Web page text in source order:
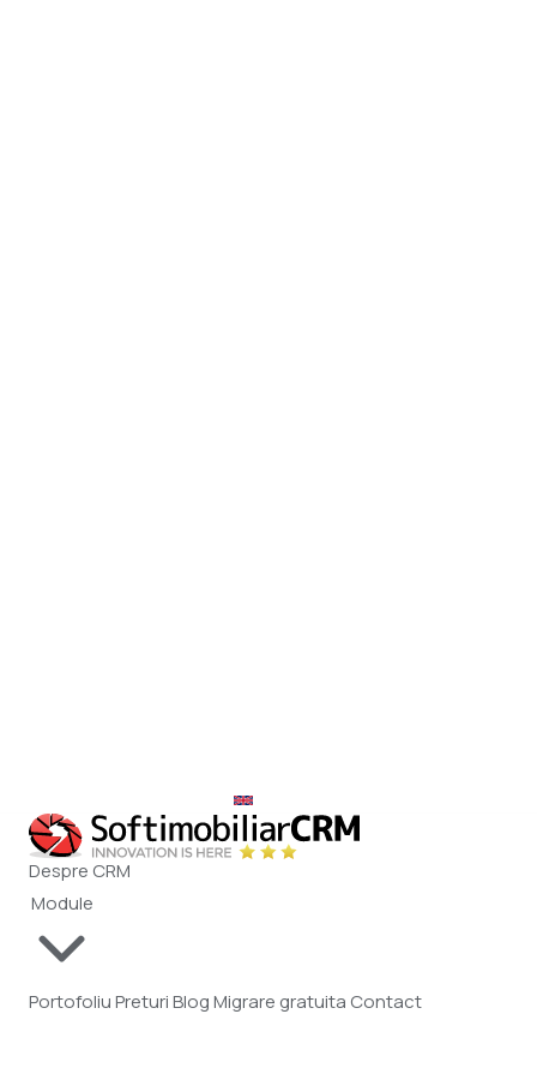
Despre CRM
Module
PortofoliuPreturiBlogMigrare gratuita Contact